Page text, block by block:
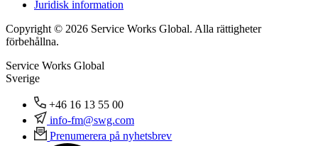
Juridisk information
Copyright © 2026 Service Works Global. Alla rättigheter
förbehållna.
Service Works Global
Sverige
+46 16 13 55 00
info-fm@swg.com
Prenumerera på nyhetsbrev